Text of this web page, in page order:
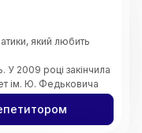
прогалини,
видів
який любить
У 2009 році закінчила
ім. Ю. Федьковича
м. Київ здобула
- дефектолог.